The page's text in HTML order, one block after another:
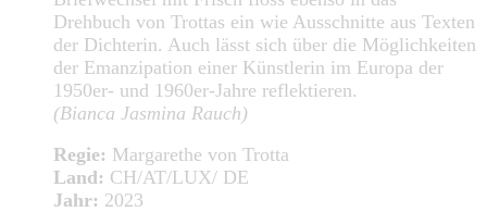
Drehbuch von Trottas ein wie Ausschnitte aus Texten
der Dichterin. Auch lässt sich über die Möglichkeiten
der Emanzipation einer Künstlerin im Europa der
1950er- und 1960er-Jahre reflektieren.
(Bianca Jasmina Rauch)
Regie: Margarethe von Trotta
Land: CH/AT/LUX/ DE
Jahr: 2023